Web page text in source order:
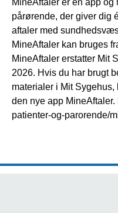
MineAftaler er en app
pårørende, der giver dig
aftaler med
MineAftaler kan bruges
MineAftaler erstatter Mit
2026. Hvis du har brugt
materialer i Mit Sygehus,
den nye app
patienter-og-parorende/